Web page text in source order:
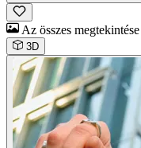
Az összes megtekintése
3D